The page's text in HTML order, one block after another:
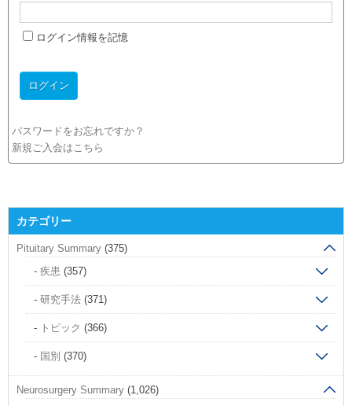
ログイン情報を記憶
パスワードをお忘れですか？
新規ご入会はこちら
カテゴリー
Pituitary Summary (375)
疾患 (357)
研究手法 (371)
トピック (366)
国別 (370)
Neurosurgery Summary (1,026)